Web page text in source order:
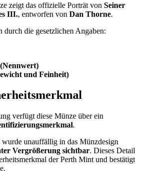
zeigt das offizielle Porträt von Seiner
III., entworfen von Dan Thorne.
durch die gesetzlichen Angaben:
und Feinheit)
verfügt diese Münze über ein
.
unauffällig in das Münzdesign
Vergrößerung sichtbar. Dieses Detail
der Perth Mint und bestätigt